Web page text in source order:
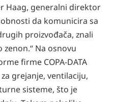
Haag, generalni direktor
da komunicira sa
proizvođača, znali
Na osnovu
firme COPA-DATA
grejanje, ventilaciju,
sisteme, što je